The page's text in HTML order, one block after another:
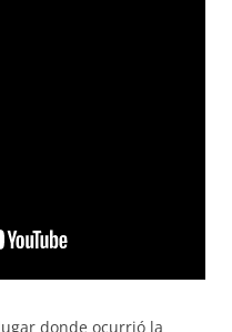
donde ocurrió la